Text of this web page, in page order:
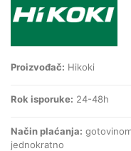
Proizvođač: Hikoki
Rok isporuke: 24-48h
Način plaćanja:
jednokratno